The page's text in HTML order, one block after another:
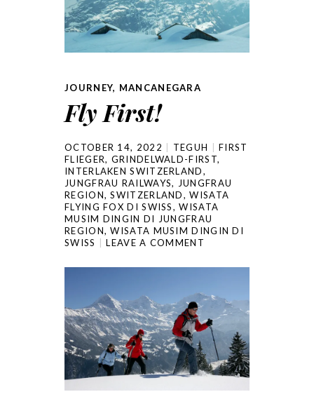
JOURNEY, MANCANEGARA
Fly First!
OCTOBER 14, 2022 TEGUH
FIRST
FLIEGER, GRINDELWALD-FIRST,
INTERLAKEN SWITZERLAND,
JUNGFRAU RAILWAYS, JUNGFRAU
REGION,SWITZERLAND,WISATA
FLYING FOX DI SWISS,WISATA
MUSIM DINGIN DI JUNGFRAU
REGION,WISATA MUSIM DINGIN DI
SWISS
LEAVE A COMMENT